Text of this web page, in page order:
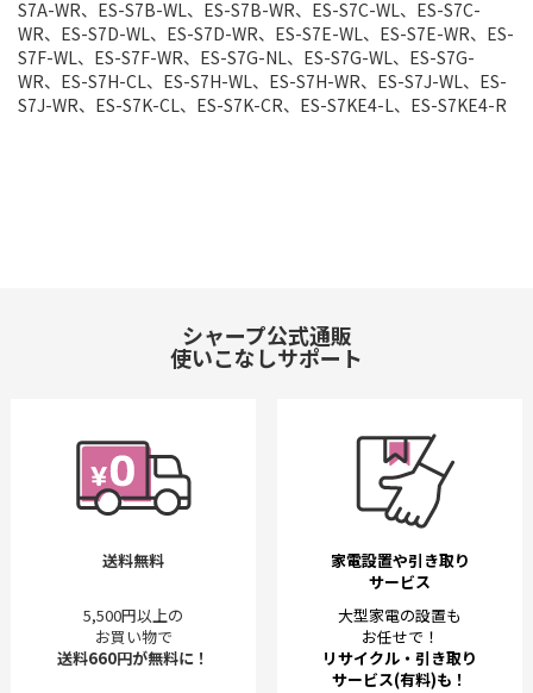
S7A-WR、ES-S7B-WL、ES-S7B-WR、ES-S7C-WL、ES-S7C-
WR、ES-S7D-WL、ES-S7D-WR、ES-S7E-WL、ES-S7E-WR、ES-
S7F-WL、ES-S7F-WR、ES-S7G-NL、ES-S7G-WL、ES-S7G-
WR、ES-S7H-CL、ES-S7H-WL、ES-S7H-WR、ES-S7J-WL、ES-
S7J-WR、ES-S7K-CL、ES-S7K-CR、ES-S7KE4-L、ES-S7KE4-R
シャープ公式通販
使いこなしサポート
送料無料
5,500円以上の
お買い物で
送料660円が無料に！
家電設置や引き取り
サービス
大型家電の設置も
お任せで！
リサイクル・引き取り
サービス(有料)も！